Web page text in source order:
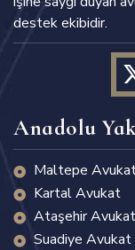
destek ekibidir.
Anadolu
Maltepe
Kartal Avukat
Ataşehir Avukat
Suadiye Avukat